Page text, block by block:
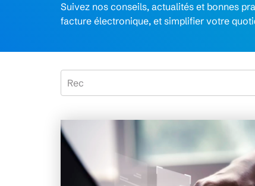
Suivez nos conseils, actualités et bonnes
facture électronique, et simplifier votre